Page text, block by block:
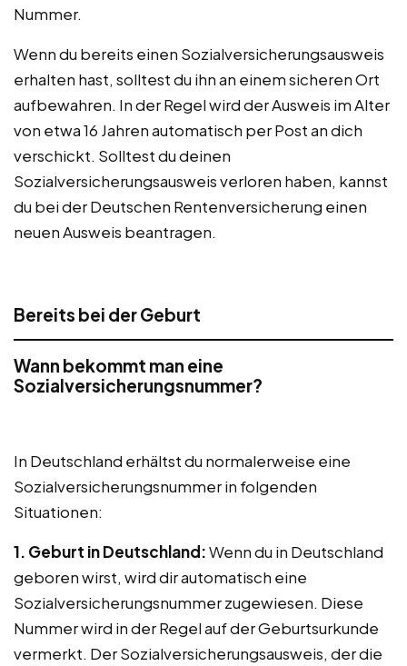
Nummer.
Wenn du bereits einen Sozialversicherungsausweis
erhalten hast, solltest du ihn an einem sicheren Ort
aufbewahren. In der Regel wird der Ausweis im Alter
von etwa 16 Jahren automatisch per Post an dich
verschickt. Solltest du deinen
Sozialversicherungsausweis verloren haben, kannst
du bei der Deutschen Rentenversicherung einen
neuen Ausweis beantragen.
Bereits bei der Geburt
Wann bekommt man eine
Sozialversicherungsnummer?
In Deutschland erhältst du normalerweise eine
Sozialversicherungsnummer in folgenden
Situationen:
1. Geburt in Deutschland:Wenn du in Deutschland
geboren wirst, wird dir automatisch eine
Sozialversicherungsnummer zugewiesen. Diese
Nummer wird in der Regel auf der Geburtsurkunde
vermerkt. Der Sozialversicherungsausweis, der die